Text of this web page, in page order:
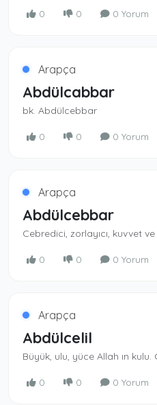
0 0 0 Yorum
Arapça
Abdülcabbar
bk. Abdülcebbar
0 0 0 Yorum
Arapça
Abdülcebbar
0 0 0 Yorum
Arapça
Abdülcelil
0 0 0 Yorum